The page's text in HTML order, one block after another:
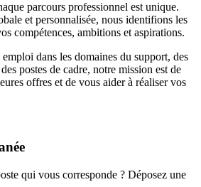
parcours professionnel est unique.
et personnalisée, nous identifions les
compétences, ambitions et aspirations.
dans les domaines du support, des
postes de cadre, notre mission est de
offres et de vous aider à réaliser vos
qui vous corresponde ? Déposez une